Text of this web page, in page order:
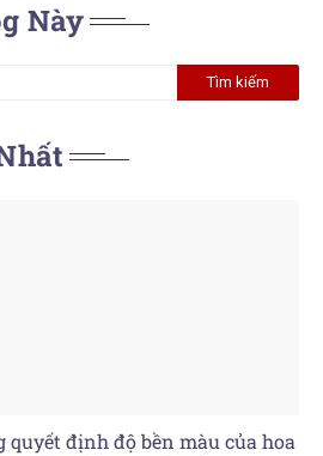
Này
định độ bền màu của hoa